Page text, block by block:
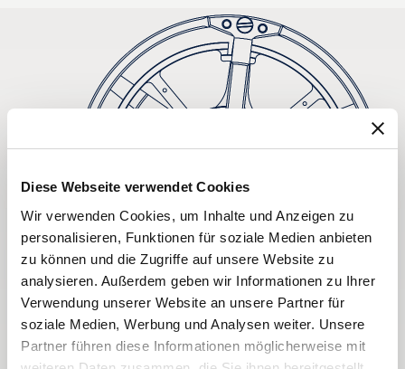
Diese Webseite verwendet Cookies
Wir verwenden Cookies, um Inhalte und Anzeigen zu
personalisieren, Funktionen für soziale Medien anbieten
zu können und die Zugriffe auf unsere Website zu
analysieren. Außerdem geben wir Informationen zu Ihrer
Verwendung unserer Website an unsere Partner für
soziale Medien, Werbung und Analysen weiter. Unsere
Partner führen diese Informationen möglicherweise mit